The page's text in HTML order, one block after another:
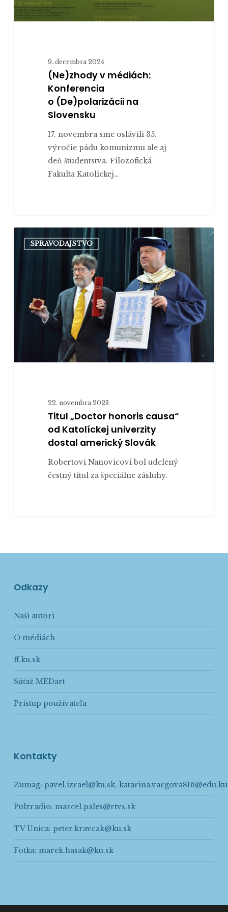
9. decembra 2024
(Ne)zhody v médiách:
Konferencia
o (De)polarizácii na
Slovensku
17. novembra sme oslávili 35.
výročie pádu komunizmu ale aj
deň študentstva. Filozofická
Fakulta Katolíckej…
„Doctor
Katolíckej
univerzity
SPRAVODAJSTVO
22. novembra 2023
Titul „Doctor honoris causa“
od Katolíckej univerzity
dostal americký Slovák
Robertovi Nanovicovi bol udelený
čestný titul za špeciálne zásluhy.
Odkazy
Naši autori
O médiách
ff.ku.sk
Súťaž MEDart
Prístup používateľa
Kontakty
Zumag: pavel.izrael@ku.sk,
Pulzradio: marcel.pales@rtvs.sk
TV Unica: peter.kravcak@ku.sk
Fotka: marek.hasak@ku.sk